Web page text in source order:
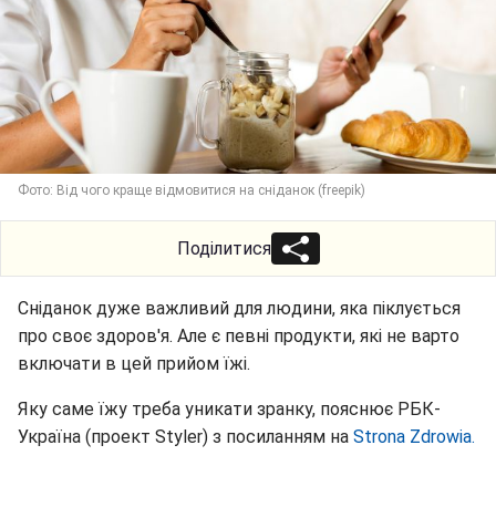
Фото: Від чого краще відмовитися на сніданок (freepik)
Поділитися
Сніданок дуже важливий для людини, яка піклується
про своє здоров'я. Але є певні продукти, які не варто
включати в цей прийом їжі.
Яку саме їжу треба уникати зранку, пояснює РБК-
Україна (проект Styler) з посиланням на Strona Zdrowia.